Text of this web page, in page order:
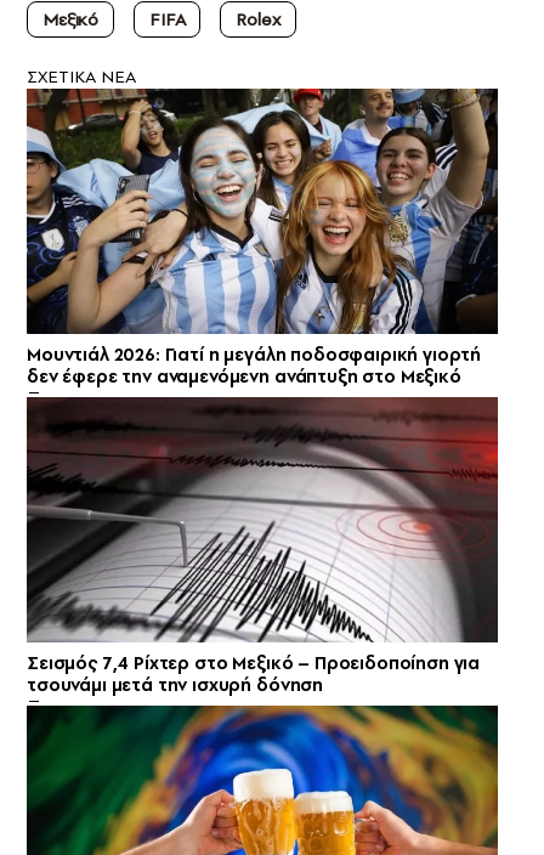
Μεξικό
FIFA Rolex
ΣXETIKA NEA
Μουντιάλ 2026: Γιατί η μεγάλη ποδοσφαιρική γιορτή
δεν έφερε την αναμενόμενη ανάπτυξη στο Μεξικό
Σεισμός 7,4 Ρίχτερ στο Μεξικό – Προειδοποίηση για
τσουνάμι μετά την ισχυρή δόνηση